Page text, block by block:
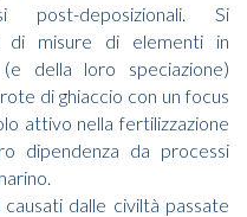
post-deposizionali. Si
di misure di elementi in
della loro speciazione)
di ghiaccio con un focus
attivo nella fertilizzazione
dipendenza da processi
dalle civiltà passate